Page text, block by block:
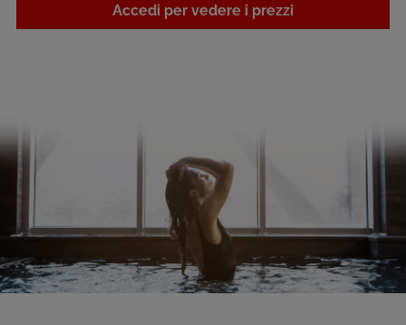
Accedi per vedere i prezzi